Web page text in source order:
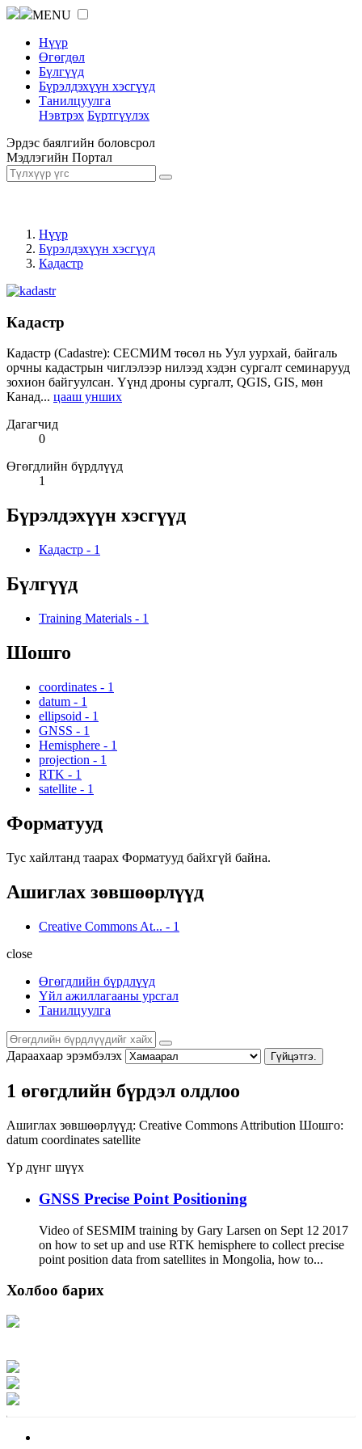
MENU
Нүүр
Өгөгдөл
Бүлгүүд
Бүрэлдэхүүн хэсгүүд
Танилцуулга
Нэвтрэх Бүртгүүлэх
Эрдэс баялгийн боловсрол
Мэдлэгийн Портал
Нүүр
Бүрэлдэхүүн хэсгүүд
Кадастр
Кадастр
Кадастр (Cadastre): СЕСМИМ төсөл нь Уул уурхай, байгаль
орчны кадастрын чиглэлээр нилээд хэдэн сургалт семинарууд
зохион байгуулсан. Үүнд дроны сургалт, QGIS, GIS, мөн
Канад... цааш унших
Дагагчид
0
Өгөгдлийн бүрдлүүд
1
Бүрэлдэхүүн хэсгүүд
Кадастр - 1
Бүлгүүд
Training Materials - 1
Шошго
coordinates - 1
datum - 1
ellipsoid - 1
GNSS - 1
Hemisphere - 1
projection - 1
RTK - 1
satellite - 1
Форматууд
Тус хайлтанд таарах Форматууд байхгүй байна.
Ашиглах зөвшөөрлүүд
Creative Commons At... - 1
close
Өгөгдлийн бүрдлүүд
Үйл ажиллагааны урсгал
Танилцуулга
Дараахаар эрэмбэлэх Гүйцэтгэ.
1 өгөгдлийн бүрдэл олдлоо
Ашиглах зөвшөөрлүүд: Creative Commons Attribution Шошго:
datum coordinates satellite
Үр дүнг шүүх
GNSS Precise Point Positioning
Video of SESMIM training by Gary Larsen on Sept 12 2017
on how to set up and use RTK hemisphere to collect precise
point position data from satellites in Mongolia, how to...
Холбоо барих